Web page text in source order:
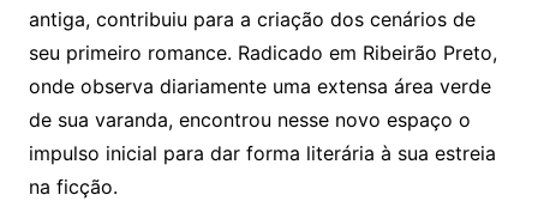
antiga, contribuiu para a criação dos cenários de
seu primeiro romance. Radicado em Ribeirão Preto,
onde observa diariamente uma extensa área verde
de sua varanda, encontrou nesse novo espaço o
impulso inicial para dar forma literária à sua estreia
na ficção.